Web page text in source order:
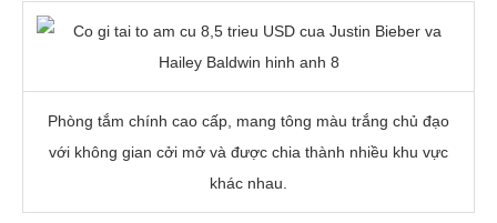
Phòng tắm chính cao cấp, mang tông màu trắng chủ đạo
với không gian cởi mở và được chia thành nhiều khu vực
khác nhau.